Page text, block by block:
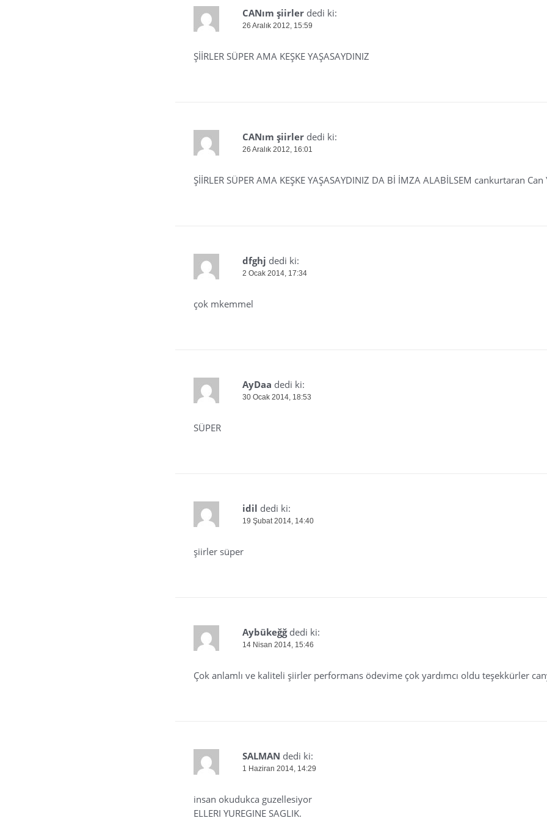
CANım şiirler dedi ki:
26 Aralık 2012, 15:59
ŞİİRLER SÜPER AMA KEŞKE YAŞASAYDINIZ
CANım şiirler dedi ki:
26 Aralık 2012, 16:01
ŞİİRLER SÜPER AMA KEŞKE YAŞASAYDINIZ DA Bİ İMZA ALABİLSEM cankurtaran Can
dfghj dedi ki:
2 Ocak 2014, 17:34
çok mkemmel
AyDaa dedi ki:
30 Ocak 2014, 18:53
SÜPER
idil dedi ki:
19 Şubat 2014, 14:40
şiirler süper
Aybükeğğ dedi ki:
14 Nisan 2014, 15:46
Çok anlamlı ve kaliteli şiirler performans ödevime çok yardımcı oldu teşekkürler
SALMAN dedi ki:
1 Haziran 2014, 14:29
insan okudukca guzellesiyor
ELLERI YUREGINE SAGLIK.